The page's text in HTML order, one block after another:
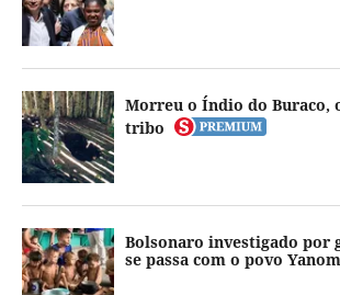
Morreu o Índio do Buraco,
tribo
Bolsonaro investigado por
se passa com o povo